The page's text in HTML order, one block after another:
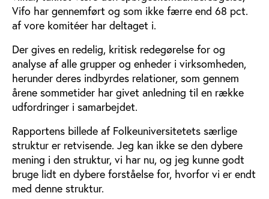
Vifo har gennemført og som ikke færre end 68 pct.
af vore komitéer har deltaget i.
Der gives en redelig, kritisk redegørelse for og
analyse af alle grupper og enheder i virksomheden,
herunder deres indbyrdes relationer, som gennem
årene sommetider har givet anledning til en række
udfordringer i samarbejdet.
Rapportens billede af Folkeuniversitetets særlige
struktur er retvisende. Jeg kan ikke se den dybere
mening i den struktur, vi har nu, og jeg kunne godt
bruge lidt en dybere forståelse for, hvorfor vi er endt
med denne struktur.